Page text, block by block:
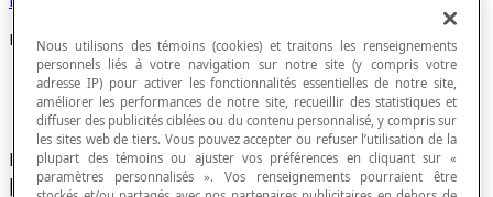
Nombre entier
Nombre qui appartient à l'ensemble
[latex]\mathbb{Z}=\left\{ \ldots
Nous utilisons des témoins (cookies) et traitons les renseignements
personnels liés à votre navigation sur notre site (y compris votre
adresse IP) pour activer les fonctionnalités essentielles de notre site,
améliorer les performances de notre site, recueillir des statistiques et
diffuser des publicités ciblées ou du contenu personnalisé, y compris sur
les sites web de tiers. Vous pouvez accepter ou refuser l’utilisation de la
plupart des témoins ou ajuster vos préférences en cliquant sur «
paramètres personnalisés ». Vos renseignements pourraient être